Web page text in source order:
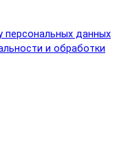
персональных данных
и обработки